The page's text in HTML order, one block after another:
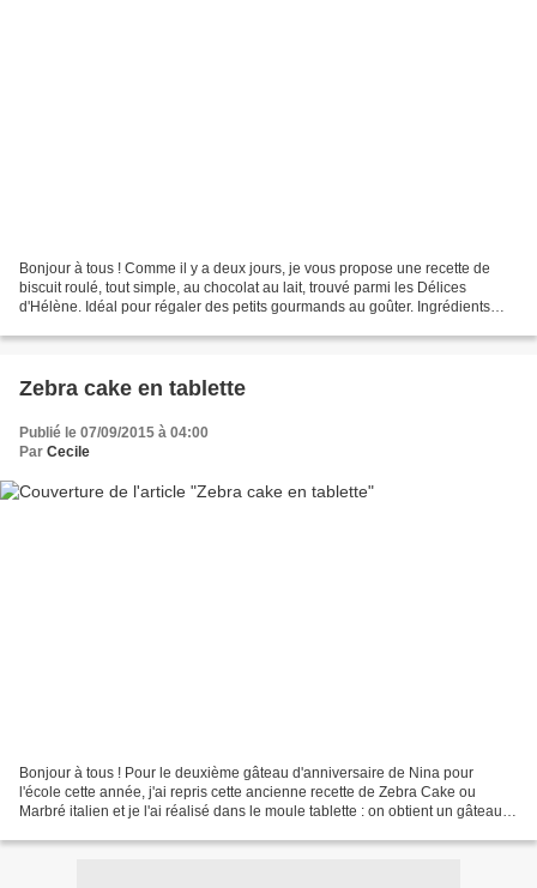
Bonjour à tous ! Comme il y a deux jours, je vous propose une recette de
biscuit roulé, tout simple, au chocolat au lait, trouvé parmi les Délices
d'Hélène. Idéal pour régaler des petits gourmands au goûter. Ingrédients
Zebra cake en tablette
Publié le 07/09/2015 à 04:00
Par Cecile
Bonjour à tous ! Pour le deuxième gâteau d'anniversaire de Nina pour
l'école cette année, j'ai repris cette ancienne recette de Zebra Cake ou
Marbré italien et je l'ai réalisé dans le moule tablette : on obtient un gâteau à